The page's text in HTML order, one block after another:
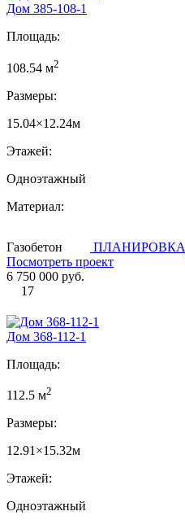
Дом 385-108-1
Площадь:
108.54 м2
Размеры:
15.04×12.24м
Этажей:
Одноэтажный
Материал:
Газобетон
ПЛАНИРОВКА
Посмотреть проект
6 750 000 руб.
17
Дом 368-112-1
Площадь:
112.5 м2
Размеры:
12.91×15.32м
Этажей:
Одноэтажный